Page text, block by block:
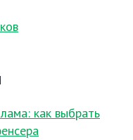
как выбрать